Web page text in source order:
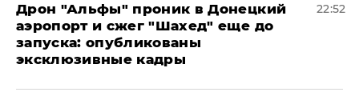
Дрон "Альфы" проник в Донецкий
аэропорт и сжег "Шахед" еще до
запуска: опубликованы
эксклюзивные кадры
22:52